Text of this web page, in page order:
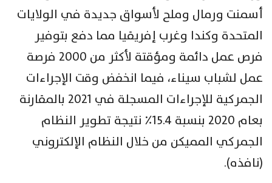
أسمنت ورمال وملح لأسواق جديدة في الولايات
المتحدة وكندا وغرب إفريقيا مما دفع بتوفير
فرص عمل دائمة ومؤقتة لأكثر من ٢٠٠٠ فرصة
عمل لشباب سيناء، فيما انخفض وقت الإجراءات
الجمركية للإجراءات المسجلة في ٢٠٢١ بالمقارنة
بعام ٢٠٢٠ بنسبة ١٥.٤٪ نتيجة تطوير النظام
الجمركي المميكن من خلال النظام الإلكتروني
(نافذه).